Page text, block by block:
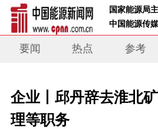
国家能源局
中国能源传
要闻 热点 参考
企业丨邱丹辞去淮北
理等职务